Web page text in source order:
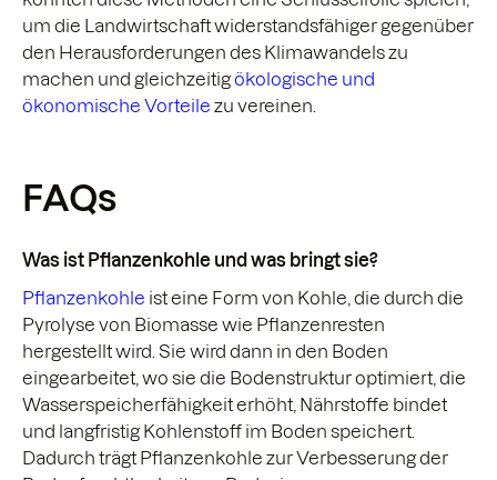
um die Landwirtschaft widerstandsfähiger gegenüber
den Herausforderungen des Klimawandels zu
machen und gleichzeitigökologische und
ökonomische Vorteile zu vereinen.
FAQs
Was ist Pflanzenkohle und was bringt sie?
Pflanzenkohle ist eine Form von Kohle, die durch die
Pyrolyse von Biomasse wie Pflanzenresten
hergestellt wird. Sie wird dann in den Boden
eingearbeitet, wo sie die Bodenstruktur optimiert, die
Wasserspeicherfähigkeit erhöht, Nährstoffe bindet
und langfristig Kohlenstoff im Boden speichert.
Dadurch trägt Pflanzenkohle zur Verbesserung der